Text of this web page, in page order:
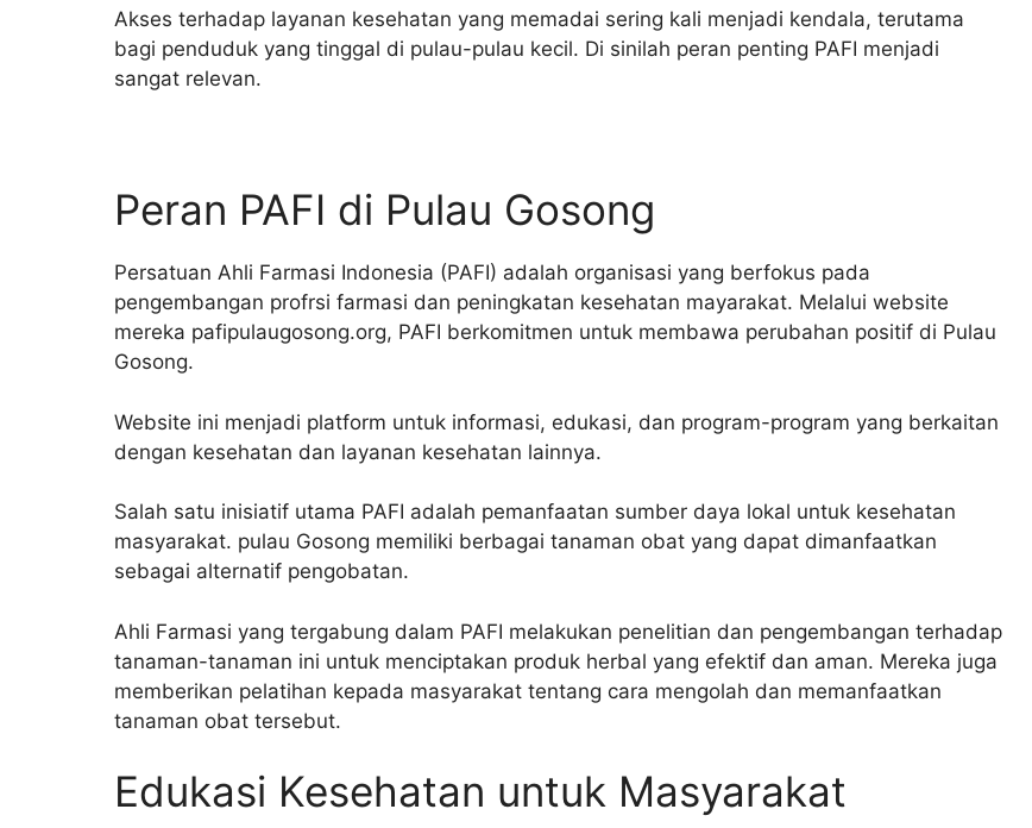
Akses terhadap layanan kesehatan yang memadai sering kali menjadi kendala, terutama
bagi penduduk yang tinggal di pulau-pulau kecil. Di sinilah peran penting PAFI menjadi
sangat relevan.
Peran PAFI di Pulau Gosong
Persatuan Ahli Farmasi Indonesia (PAFI) adalah organisasi yang berfokus pada
pengembangan profrsi farmasi dan peningkatan kesehatan mayarakat. Melalui website
mereka pafipulaugosong.org, PAFI berkomitmen untuk membawa perubahan positif di Pulau
Gosong.
Website ini menjadi platform untuk informasi, edukasi, dan program-program yang berkaitan
dengan kesehatan dan layanan kesehatan lainnya.
Salah satu inisiatif utama PAFI adalah pemanfaatan sumber daya lokal untuk kesehatan
masyarakat. pulau Gosong memiliki berbagai tanaman obat yang dapat dimanfaatkan
sebagai alternatif pengobatan.
Ahli Farmasi yang tergabung dalam PAFI melakukan penelitian dan pengembangan terhadap
tanaman-tanaman ini untuk menciptakan produk herbal yang efektif dan aman. Mereka juga
memberikan pelatihan kepada masyarakat tentang cara mengolah dan memanfaatkan
tanaman obat tersebut.
Edukasi Kesehatan untuk Masyarakat